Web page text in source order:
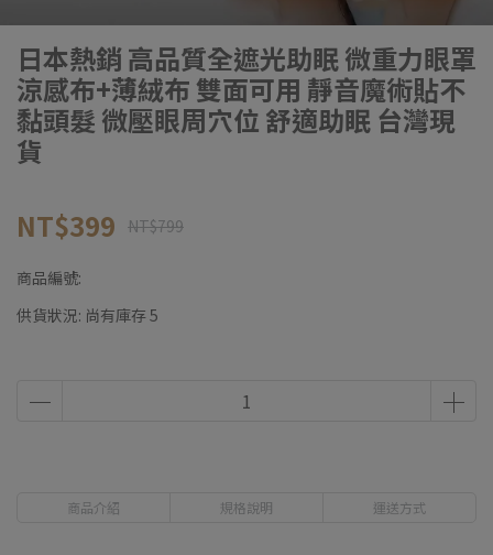
日本熱銷 高品質全遮光助眠 微重力眼罩
涼感布+薄絨布 雙面可用 靜音魔術貼不
黏頭髮 微壓眼周穴位 舒適助眠 台灣現
貨
NT$399 NT$799
商品編號:
供貨狀況: 尚有庫存 5
商品介紹 規格說明 運送方式